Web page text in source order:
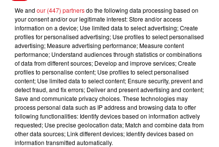
Le médecin a été placé sous contrôle judiciaire, et
devrait être suspendu de ses fonctions. Les
investigations, elles, se poursuivent, au commissariat
de Lens.
FIL D'ACTUS
We and our (447) partnersdo the following data processing based on
your consent and/or our legitimate interest: Store and/or access
information on a device; Use limited data to select advertising; Create
profiles for personalised advertising; Use profiles to select personalised
advertising; Measure advertising performance; Measure content
performance; Understand audiences through statistics or combinations
of data from different sources; Develop and improve services; Create
profiles to personalise content; Use profiles to select personalised
content; Use limited data to select content; Ensure security, prevent and
detect fraud, and fix errors; Deliver and present advertising and content;
Save and communicate privacy choices. These technologies may
process personal data such as IP address and browsing data to offer
following functionalities: Identify devices based on information actively
requested; Use precise geolocation data; Match and combine data from
other data sources; Link different devices; Identify devices based on
information transmitted automatically.